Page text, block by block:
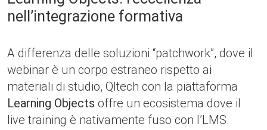
nell’integrazione formativa
A differenza delle soluzioni “patchwork”, dove il
webinar è un corpo estraneo rispetto ai
materiali di studio, Qltech con la piattaforma
Learning Objects offre un ecosistema dove il
live training è nativamente fuso con l’LMS.